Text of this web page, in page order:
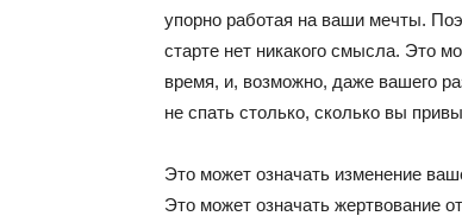
упорно работая на ваши мечты.
старте нет никакого смысла. Это
время, и, возможно, даже вашего
не спать столько, сколько вы
Это может означать изменение
Это может означать жертвование